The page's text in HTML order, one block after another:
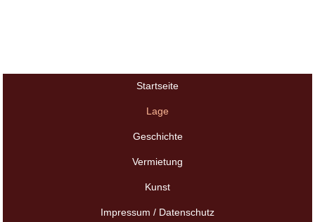
Startseite
Lage
Geschichte
Vermietung
Kunst
Impressum / Datenschutz